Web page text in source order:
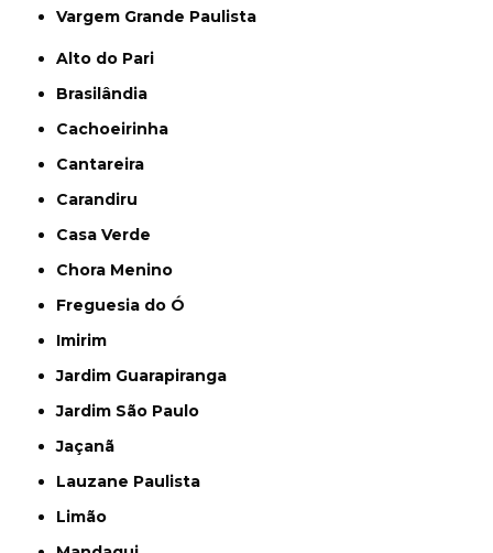
Vargem Grande Paulista
Alto do Pari
Brasilândia
Cachoeirinha
Cantareira
Carandiru
Casa Verde
Chora Menino
Freguesia do Ó
Imirim
Jardim Guarapiranga
Jardim São Paulo
Jaçanã
Lauzane Paulista
Limão